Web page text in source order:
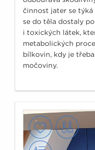
činnost jater se
se do těla dostaly
i toxických látek,
metabolických
bílkovin, kdy je
močoviny.